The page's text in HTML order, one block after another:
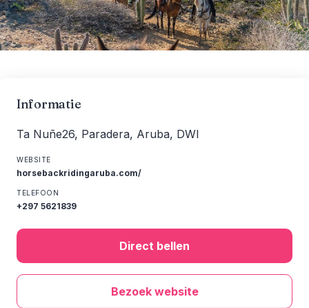
Informatie
Ta Nuñe26, Paradera, Aruba, DWI
WEBSITE
horsebackridingaruba.com/
TELEFOON
+297 5621839
Direct bellen
Bezoek website